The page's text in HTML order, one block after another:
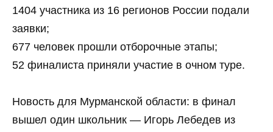
1404 участника из 16 регионов России подали
заявки;
677 человек прошли отборочные этапы;
52 финалиста приняли участие в очном туре.
Новость для Мурманской области: в финал
вышел один школьник — Игорь Лебедев из